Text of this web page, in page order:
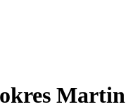
Martin